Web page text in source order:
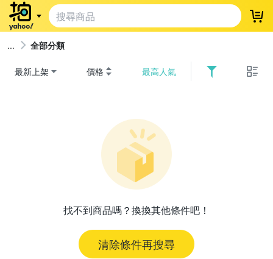
登
全部分類
最新上架 價格 最高人氣
找不到商品嗎？換換其他條件吧！
清除條件再搜尋